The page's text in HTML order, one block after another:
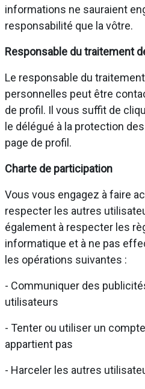
informations ne sauraient
responsabilité que la vôtre.
Responsable du traitement
Le responsable du
personnelles peut être
de profil. Il vous suffit de
le délégué à la protection
page de profil.
Charte de participation
Vous vous engagez à faire
respecter les autres
également à respecter les
informatique et à ne pas
les opérations suivantes :
- Communiquer des
utilisateurs
- Tenter ou utiliser un
appartient pas
- Harceler les autres